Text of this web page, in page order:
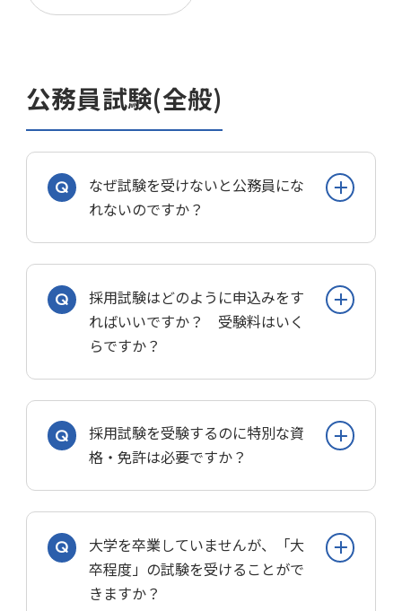
公務員試験(全般)
なぜ試験を受けないと公務員にな
れないのですか？
国家公務員法や地方公務員法は「受験成
績」「人事評価」「その他の能力」に基
公開平等の採用試験（＝筆記試験）を行
うことで「コネ（縁故採用）ではない」
「能力を見て採用している」ことを担保
しているのです。
公務員試験は公開平等の採用試験なの
で、だれにでも合格のチャンスがありま
す！
採用試験はどのように申込みをす
ればいいですか？ 受験料はいく
らですか？
験料は無料です。
トでしか受け付けない試験が多くなって
います。
インターネット申込は「事前登録」と
「申込」の２段階になっていることが多
採用試験を受験するのに特別な資
格・免許は必要ですか？
です。
事務系の試験区分では資格や免許が必要
大学を卒業していませんが、「大
卒程度」の試験を受けることがで
きますか？